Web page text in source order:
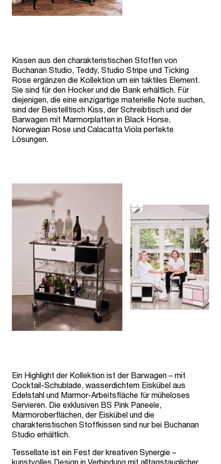
Kissen aus den charakteristischen Stoffen von
Buchanan Studio, Teddy, Studio Stripe und Ticking
Rose ergänzen die Kollektion um ein taktiles Element.
Sie sind für den Hocker und die Bank erhältlich. Für
diejenigen, die eine einzigartige materielle Note suchen,
sind der Beistelltisch Kiss, der Schreibtisch und der
Barwagen mit Marmorplatten in Black Horse,
Norwegian Rose und Calacatta Viola perfekte
Lösungen.
Ein Highlight der Kollektion ist der Barwagen – mit
Cocktail-Schublade, wasserdichtem Eiskübel aus
Edelstahl und Marmor-Arbeitsfläche für müheloses
Servieren. Die exklusiven BS Pink Paneele,
Marmoroberflächen, der Eiskübel und die
charakteristischen Stoffkissen sind nur bei Buchanan
Studio erhältlich.
Tessellate ist ein Fest der kreativen Synergie –
kunstvolles Design in Verbindung mit alltagstauglicher